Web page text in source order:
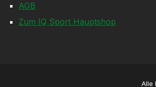
AGB
Zum IQ Sport Hauptshop
Alle